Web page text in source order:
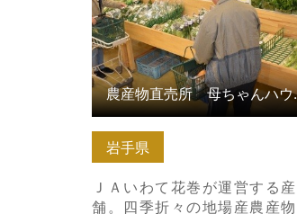
岩手県
ＪＡいわて花巻が運営する
舗。四季折々の地場産農産
農産物